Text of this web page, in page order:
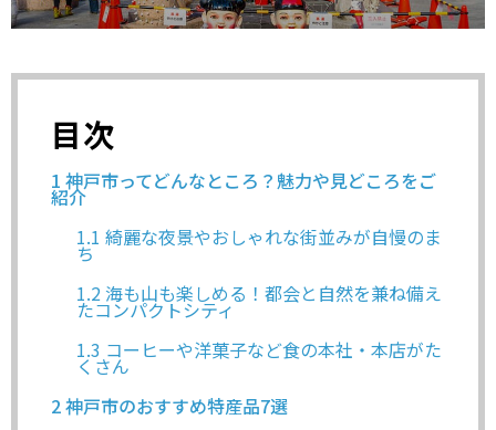
目次
1 神戸市ってどんなところ？魅力や見どころをご
紹介
1.1 綺麗な夜景やおしゃれな街並みが自慢のま
ち
1.2 海も山も楽しめる！都会と自然を兼ね備え
たコンパクトシティ
1.3 コーヒーや洋菓子など食の本社・本店がた
くさん
2神戸市のおすすめ特産品7選